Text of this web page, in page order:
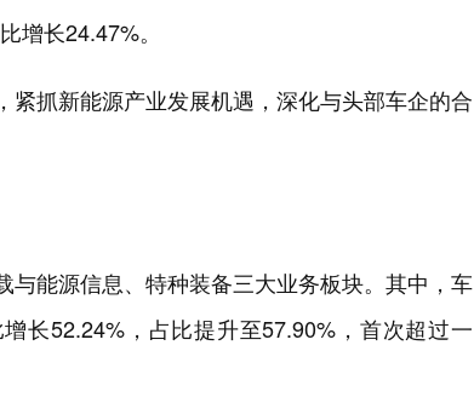
增长24.47%。
抓新能源产业发展机遇，深化与头部车企的合
能源信息、特种装备三大业务板块。其中，车
长52.24%，占比提升至57.90%，首次超过一